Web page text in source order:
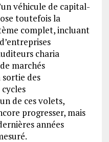
véhicule de capital-
toutefois la
complet, incluant
charia
marchés
des
de ces volets,
progresser, mais
années